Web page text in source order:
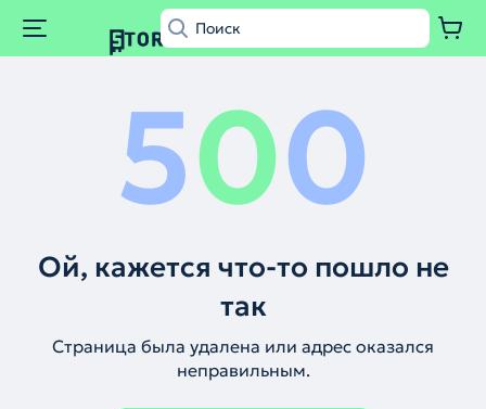
500
Ой, кажется что-то пошло не
так
Страница была удалена или адрес оказался
неправильным.